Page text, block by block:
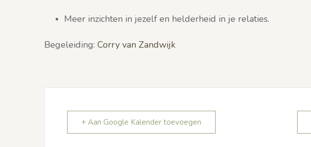
Meer inzichten in jezelf en helderheid in je relaties.
Begeleiding: Corry van Zandwijk
+ Aan Google Kalender toevoegen